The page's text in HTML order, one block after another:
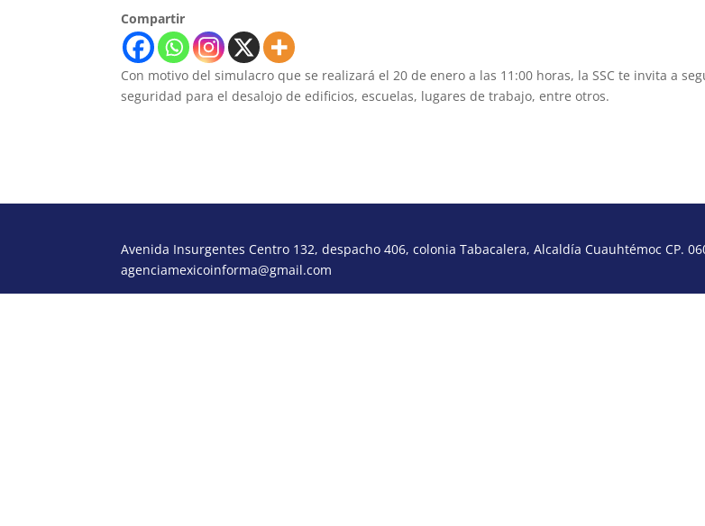
Compartir
Con motivo del simulacro que se realizará el 20 de enero a las 11:00 horas, la SSC te invita a
seguridad para el desalojo de edificios, escuelas, lugares de trabajo, entre otros.
Avenida Insurgentes Centro 132, despacho 406, colonia Tabacalera, Alcaldía Cuauhtémoc CP.
agenciamexicoinforma@gmail.com